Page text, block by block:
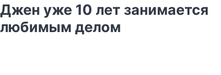
Джен уже 10 лет занимается
любимым делом